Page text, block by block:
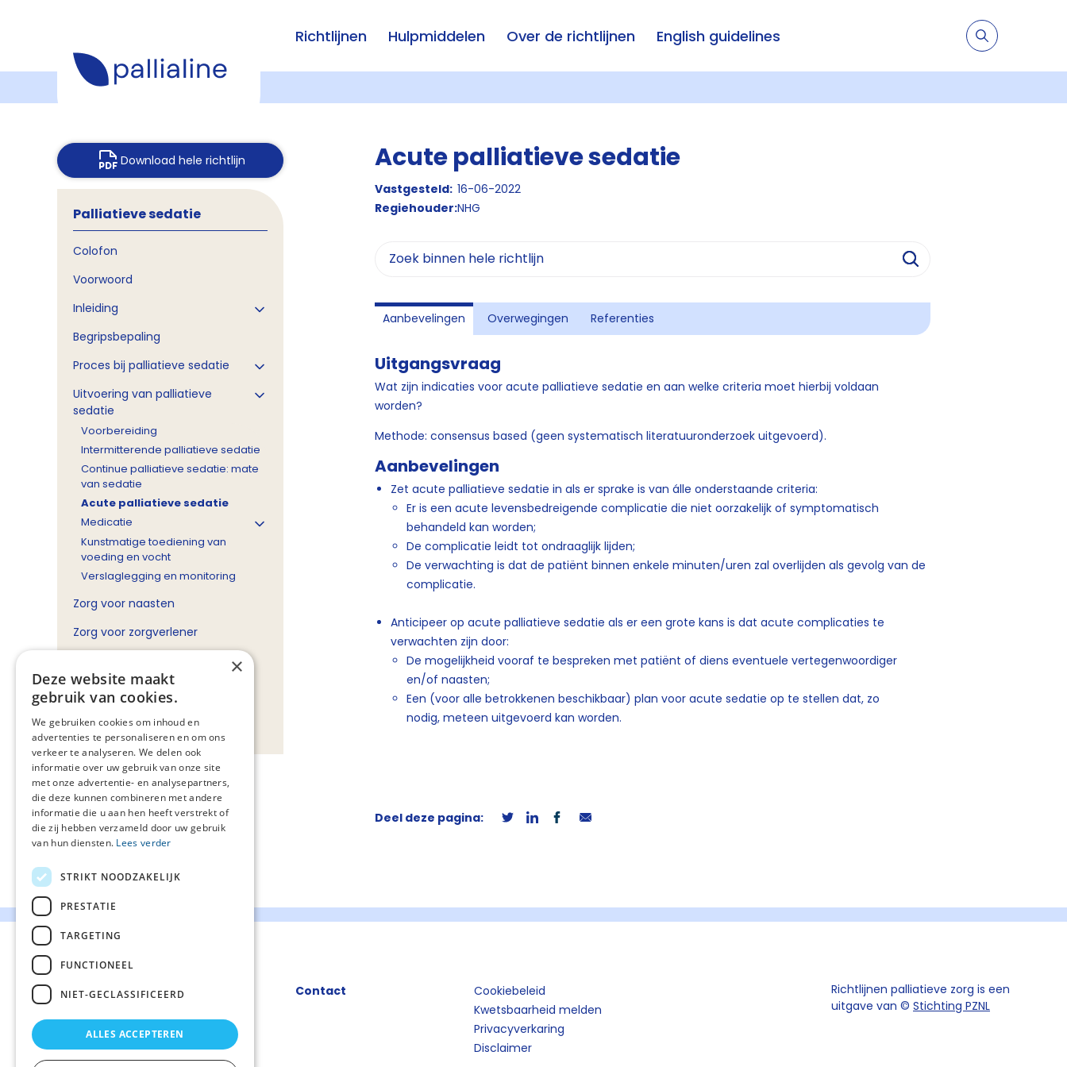
Richtlijnen Hulpmiddelen Over de richtlijnen English guidelines
Download hele richtlijn
Palliatieve sedatie
Colofon
Voorwoord
Inleiding
Begripsbepaling
Proces bij palliatieve sedatie
Uitvoering van palliatieve
sedatie
Voorbereiding
Intermitterende palliatieve sedatie
Continue palliatieve sedatie: mate
van sedatie
Acute palliatieve sedatie
Medicatie
Kunstmatige toediening van
voeding en vocht
Verslaglegging en monitoring
Zorg voor naasten
Zorg voor zorgverlener
Beslisboom
Bijlagen
Acute palliatieve sedatie
Vastgesteld: 16-06-2022
Regiehouder:NHG
Aanbevelingen Overwegingen Referenties
Uitgangsvraag
Wat zijn indicaties voor acute palliatieve sedatie en aan welke criteria moet hierbij voldaan
worden?
Methode: consensus based (geen systematisch literatuuronderzoek uitgevoerd).
Aanbevelingen
Zet acute palliatieve sedatie in als er sprake is van álle onderstaande criteria:
Er is een acute levensbedreigende complicatie die niet oorzakelijk of symptomatisch
behandeld kan worden;
De complicatie leidt tot ondraaglijk lijden;
De verwachting is dat de patiënt binnen enkele minuten/uren zal overlijden als gevolg van de
complicatie.
Anticipeer op acute palliatieve sedatie als er een grote kans is dat acute complicaties te
verwachten zijn door:
De mogelijkheid vooraf te bespreken met patiënt of diens eventuele vertegenwoordiger
en/of naasten;
Een (voor alle betrokkenen beschikbaar) plan voor acute sedatie op te stellen dat, zo
nodig, meteen uitgevoerd kan worden.
Deel deze pagina:
Contact
Cookiebeleid
Kwetsbaarheid melden
Privacyverkaring
Disclaimer
Richtlijnen palliatieve zorg is een
uitgave van © Stichting PZNL
×
Deze website maakt
gebruik van cookies.
We gebruiken cookies om inhoud en
advertenties te personaliseren en om ons
verkeer te analyseren. We delen ook
informatie over uw gebruik van onze site
met onze advertentie- en analysepartners,
die deze kunnen combineren met andere
informatie die u aan hen heeft verstrekt of
die zij hebben verzameld door uw gebruik
van hun diensten. Lees verder
STRIKT NOODZAKELIJK
PRESTATIE
TARGETING
FUNCTIONEEL
NIET-GECLASSIFICEERD
ALLES ACCEPTEREN